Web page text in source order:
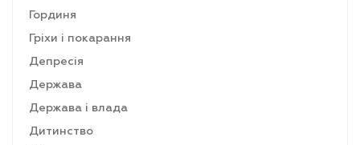
Гординя
Гріхи і покарання
Депресія
Держава
Держава і влада
Дитинство